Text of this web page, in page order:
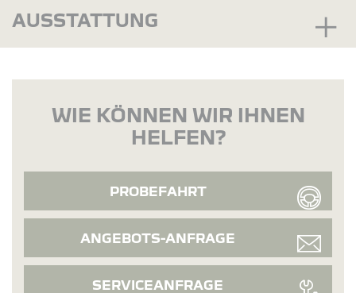
AUSSTATTUNG
WIE KÖNNEN WIR IHNEN
HELFEN?
PROBEFAHRT
ANGEBOTS-ANFRAGE
SERVICEANFRAGE